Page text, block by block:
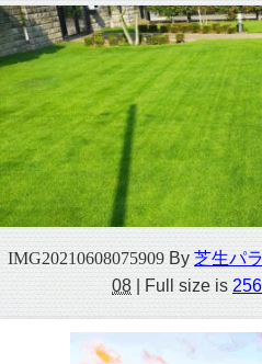
IMG20210608075909 By 芝生パ
08 | Full size is